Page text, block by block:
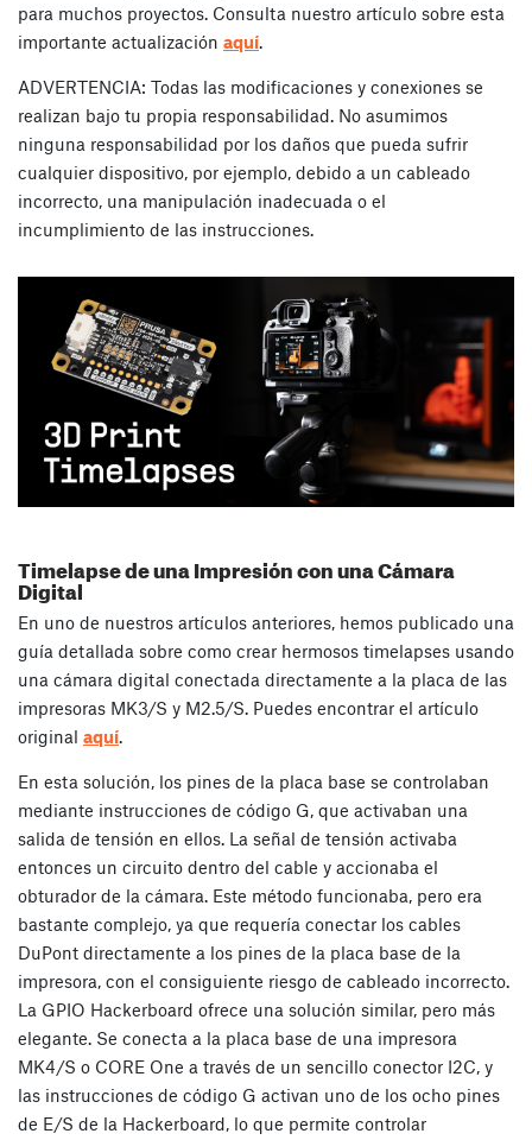
para muchos proyectos. Consulta nuestro artículo sobre esta
importante actualización aquí.
ADVERTENCIA: Todas las modificaciones y conexiones se
realizan bajo tu propia responsabilidad. No asumimos
ninguna responsabilidad por los daños que pueda sufrir
cualquier dispositivo, por ejemplo, debido a un cableado
incorrecto, una manipulación inadecuada o el
incumplimiento de las instrucciones.
Timelapse de una Impresión con una Cámara
Digital
En uno de nuestros artículos anteriores, hemos publicado una
guía detallada sobre como crear hermosos timelapses usando
una cámara digital conectada directamente a la placa de las
impresoras MK3/S y M2.5/S. Puedes encontrar el artículo
original aquí.
En esta solución, los pines de la placa base se controlaban
mediante instrucciones de código G, que activaban una
salida de tensión en ellos. La señal de tensión activaba
entonces un circuito dentro del cable y accionaba el
obturador de la cámara. Este método funcionaba, pero era
bastante complejo, ya que requería conectar los cables
DuPont directamente a los pines de la placa base de la
impresora, con el consiguiente riesgo de cableado incorrecto.
La GPIO Hackerboard ofrece una solución similar, pero más
elegante. Se conecta a la placa base de una impresora
MK4/S o CORE One a través de un sencillo conector I2C, y
las instrucciones de código G activan uno de los ocho pines
de E/S de la Hackerboard, lo que permite controlar